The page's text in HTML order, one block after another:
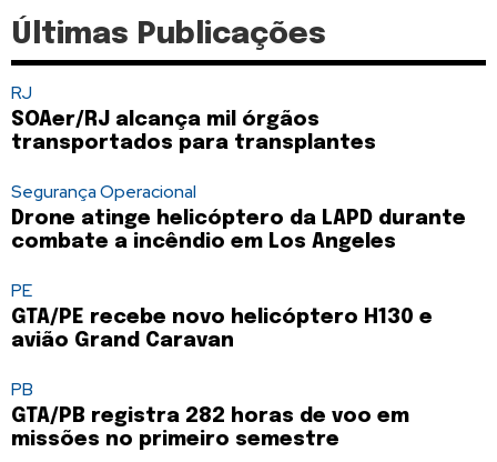
Últimas Publicações
RJ
SOAer/RJ alcança mil órgãos
transportados para transplantes
Segurança Operacional
Drone atinge helicóptero da LAPD durante
combate a incêndio em Los Angeles
PE
GTA/PE recebe novo helicóptero H130 e
avião Grand Caravan
PB
GTA/PB registra 282 horas de voo em
missões no primeiro semestre